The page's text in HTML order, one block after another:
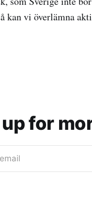
kan vi överlämna
for